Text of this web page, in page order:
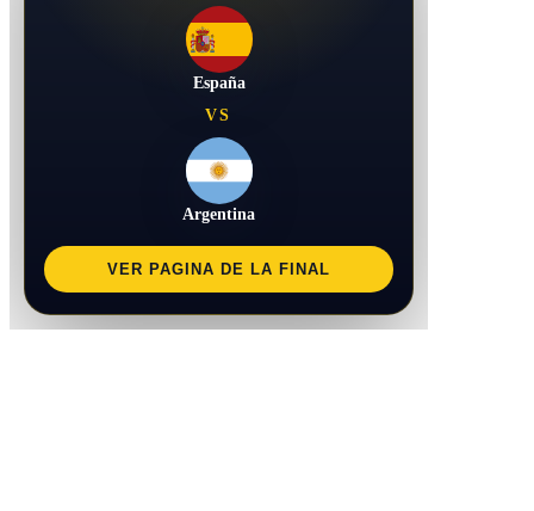
España
VS
Argentina
VER PAGINA DE LA FINAL